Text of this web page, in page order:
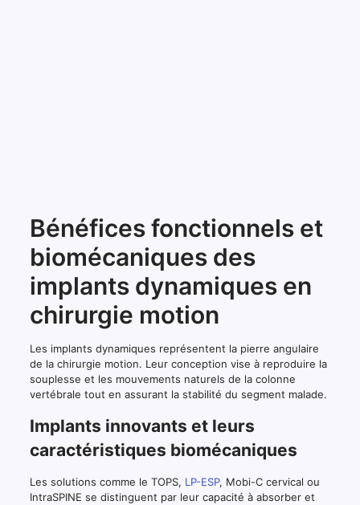
Bénéfices fonctionnels et
biomécaniques des
implants dynamiques en
chirurgie motion
Les implants dynamiques représentent la pierre angulaire
de la chirurgie motion. Leur conception vise à reproduire la
souplesse et les mouvements naturels de la colonne
vertébrale tout en assurant la stabilité du segment malade.
Implants innovants et leurs
caractéristiques biomécaniques
Les solutions comme le TOPS, LP-ESP, Mobi-C cervical ou
IntraSPINE se distinguent par leur capacité à absorber et